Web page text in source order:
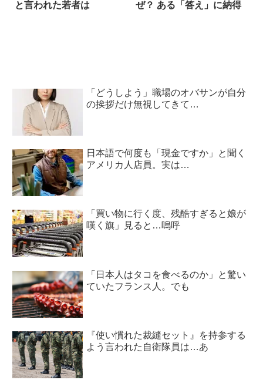
と言われた若者は
ぜ？ ある「答え」に納得
「どうしよう」職場のオバサンが自分
の挨拶だけ無視してきて…
日本語で何度も「現金ですか」と聞く
アメリカ人店員。実は…
「買い物に行く度、残酷すぎると娘が
嘆く旗」見ると…嗚呼
「日本人はタコを食べるのか」と驚い
ていたフランス人。でも
『使い慣れた裁縫セット』を持参する
よう言われた自衛隊員は…あ